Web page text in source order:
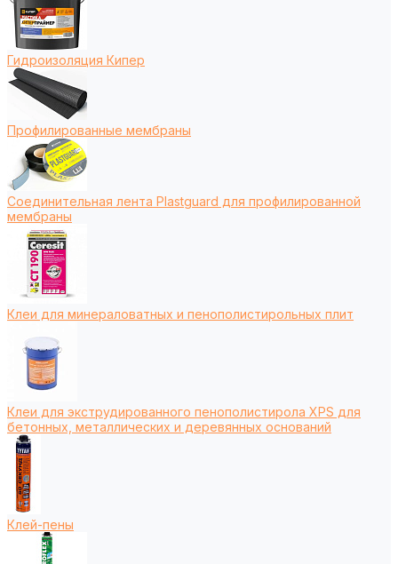
Гидроизоляция Кипер
Профилированные мембраны
Соединительная лента Plastguard для профилированной
мембраны
Клеи для минераловатных и пенополистирольных плит
Клеи для экструдированного пенополистирола XPS для
бетонных, металлических и деревянных оснований
Клей-пены